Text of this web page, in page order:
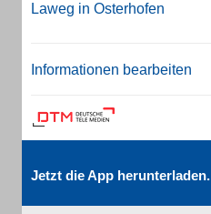
Laweg in Osterhofen
Informationen bearbeiten
Jetzt die App herunterladen.